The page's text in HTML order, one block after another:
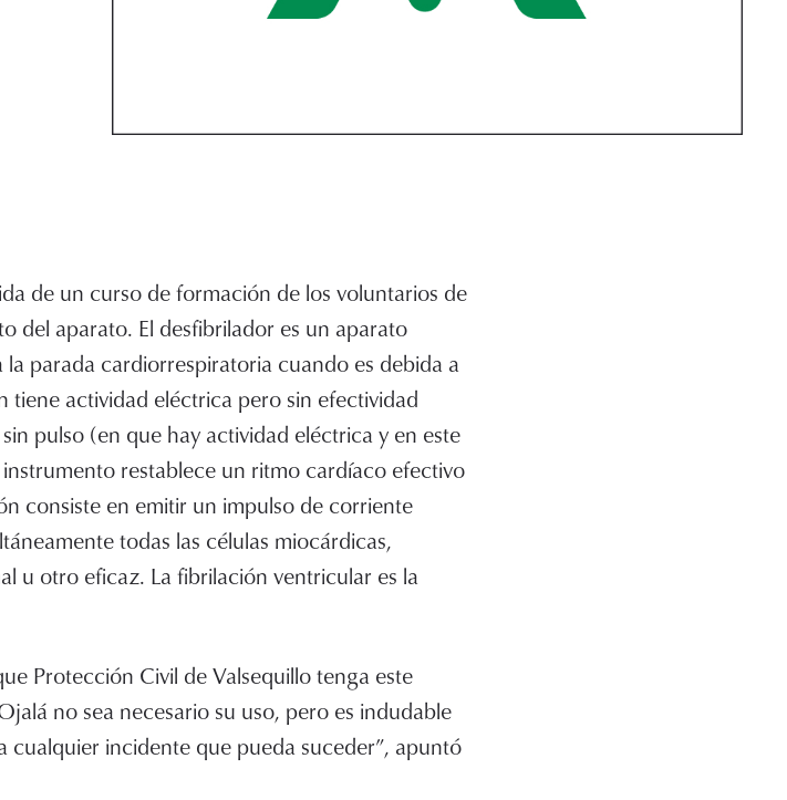
de un curso de formación de los voluntarios de
del aparato. El desfibrilador es un aparato
parada cardiorrespiratoria cuando es debida a
actividad eléctrica pero sin efectividad
pulso (en que hay actividad eléctrica y en este
restablece un ritmo cardíaco efectivo
consiste en emitir un impulso de corriente
todas las células miocárdicas,
u otro eficaz. La fibrilación ventricular es la
Protección Civil de Valsequillo tenga este
no sea necesario su uso, pero es indudable
incidente que pueda suceder”, apuntó